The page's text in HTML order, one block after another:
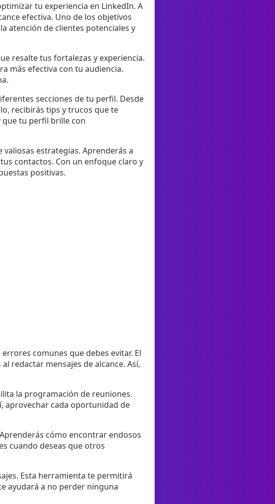
tu experiencia en LinkedIn. A
efectiva. Uno de los objetivos
atención de clientes potenciales y
resalte tus fortalezas y experiencia.
más efectiva con tu audiencia.
secciones de tu perfil. Desde
recibirás tips y trucos que te
que tu perfil brille con
estrategias. Aprenderás a
contactos. Con un enfoque claro y
positivas.
comunes que debes evitar. El
redactar mensajes de alcance. Así,
la programación de reuniones.
aprovechar cada oportunidad de
cómo encontrar endosos
cuando deseas que otros
Esta herramienta te permitirá
ayudará a no perder ninguna